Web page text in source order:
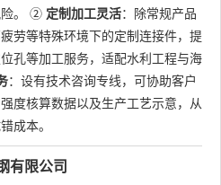
险。 ② 定制加工灵活：除常规产品
劳等特殊环境下的定制连接件，提
孔等加工服务，适配水利工程与海
：设有技术咨询专线，可协助客户
度核算数据以及生产工艺示意，从
成本。
有限公司